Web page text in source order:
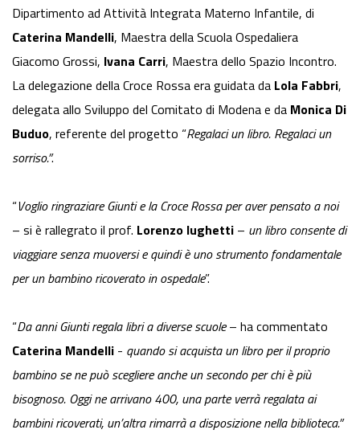
Dipartimento ad Attività Integrata Materno Infantile, di
Caterina Mandelli, Maestra della Scuola Ospedaliera
Giacomo Grossi, Ivana Carri, Maestra dello Spazio Incontro.
La delegazione della Croce Rossa era guidata da Lola Fabbri,
delegata allo Sviluppo del Comitato di Modena e da Monica Di
Buduo, referente del progetto “Regalaci un libro. Regalaci un
sorriso.”.
“Voglio ringraziare Giunti e la Croce Rossa per aver pensato a noi
– si è rallegrato il prof. Lorenzo Iughetti – un libro consente di
viaggiare senza muoversi e quindi è uno strumento fondamentale
per un bambino ricoverato in ospedale”.
“Da anni Giunti regala libri a diverse scuole– ha commentato
Caterina Mandelli - quando si acquista un libro per il proprio
bambino se ne può scegliere anche un secondo per chi è più
bisognoso. Oggi ne arrivano 400, una parte verrà regalata ai
bambini ricoverati, un’altra rimarrà a disposizione nella biblioteca.”